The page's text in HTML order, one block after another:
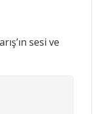
sesi ve